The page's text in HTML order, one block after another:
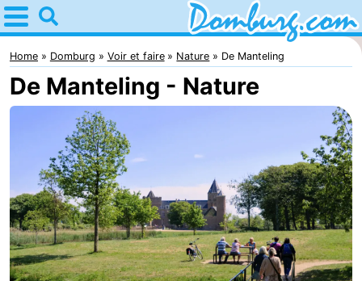
Home
Domburg
Astuces
enfants
Webcam
Webcam
Webcam
Plage
Passer
Home Domburg Voir et faire Nature De Manteling
De Manteling - Nature